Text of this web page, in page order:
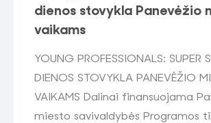
dienos stovykla Panevėžio
vaikams
YOUNG PROFESSIONALS: SUPER
DIENOS STOVYKLA PANEVĖŽIO
VAIKAMS Dalinai finansuojama
miesto savivaldybės Programos